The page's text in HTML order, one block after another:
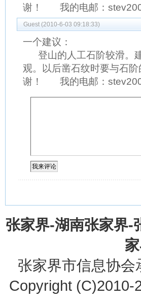
谢！ 我的电邮：
Guest (2010-6-03 09:18:33)
一个建议：
登山的人工石阶较滑。
观。以后凿石纹时要与石
谢！ 我的电邮：
张家界-湖南张家界-
张家界市信息协会
Copyright